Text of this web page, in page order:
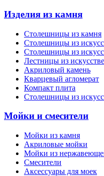
Изделия из камня
Столешницы из камня
Cтолешницы из
Cтолешницы из
Лестницы из
Акриловый камень
Кварцевый агломерат
Компакт плита
Столешницы из
Мойки и смесители
Мойки из камня
Акриловые мойки
Мойки из
Смесители
Аксессуары для моек